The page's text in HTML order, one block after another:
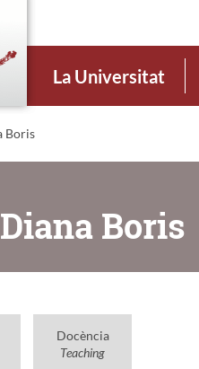
La Universitat
Boris
Boris
Docència
Teaching